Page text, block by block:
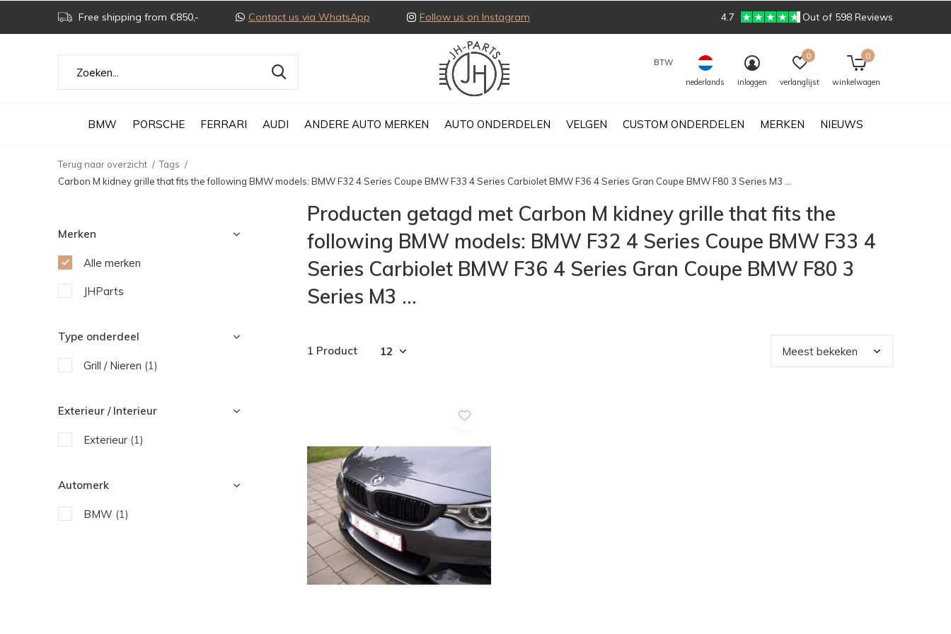
BMW PORSCHE FERRARI AUDI ANDERE AUTO MERKEN AUTO ONDERDELEN VELGEN CUSTOM ONDERDELEN MERKEN NIEUWS
BTW
nederlands
inloggen verlanglijst
0
winkelwagen
0
Free shipping from €850,- Contact us via WhatsApp Follow us on Instagram 4.7 Out of 598 Reviews
Terug naar overzicht
Tags
Carbon M kidney grille that fits the following BMW models: BMW F32 4 Series Coupe BMW F33 4 Series Carbiolet BMW F36 4 Series Gran Coupe BMW F80 3 Series M3 ...
Producten getagd met Carbon M kidney grille that fits the
following BMW models: BMW F32 4 Series Coupe BMW F33 4
Series Carbiolet BMW F36 4 Series Gran Coupe BMW F80 3
Series M3 ...
1 Product
Merken
Alle merken
JHParts
Type onderdeel
Grill / Nieren (1)
Exterieur / Interieur
Exterieur (1)
Automerk
BMW (1)